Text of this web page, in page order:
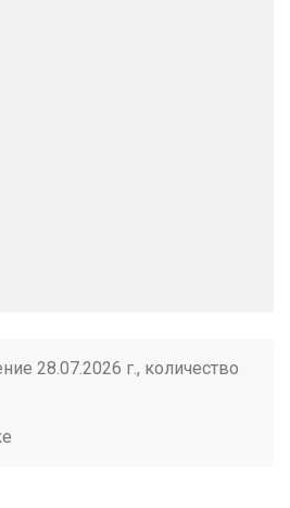
28.07.2026 г., количество